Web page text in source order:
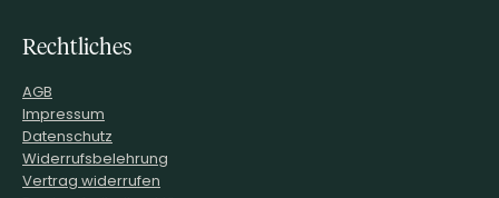
Rechtliches
AGB
Impressum
Datenschutz
Widerrufsbelehrung
Vertrag widerrufen